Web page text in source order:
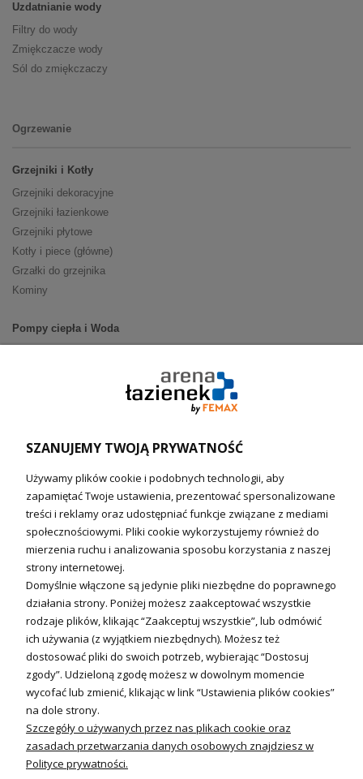
Uzdatnianie wody
Filtry do wody
Zmiękczacze wody
Sól do zmiękczaczy
Ogrzewanie
Grzejniki i Kotły
Grzejniki dekoracyjne
Grzejniki łazienkowe
Grzejniki płytowe
Kotły i piece (główne)
Grzałki do grzejnika
Kominy
Pompy ciepła i Woda
Ogrzewanie podłogowe (główne)
Technika solarna
Fotowoltanika
Sterowniki i regulatory
Nagrzewnice i kurtyny
Kuchnia i Wentylacja
Kuchnia
Zlewozmywaki
Baterie kuchenne
Młynki do odpadów
Wentylacja i Informacje
SZANUJEMY TWOJĄ PRYWATNOŚĆ
Używamy plików cookie i podobnych technologii, aby
zapamiętać Twoje ustawienia, prezentować spersonalizowane
treści i reklamy oraz udostępniać funkcje związane z mediami
społecznościowymi. Pliki cookie wykorzystujemy również do
mierzenia ruchu i analizowania sposobu korzystania z naszej
strony internetowej.
Domyślnie włączone są jedynie pliki niezbędne do poprawnego
działania strony. Poniżej możesz zaakceptować wszystkie
rodzaje plików, klikając “Zaakceptuj wszystkie”, lub odmówić
ich używania (z wyjątkiem niezbędnych). Możesz też
dostosować pliki do swoich potrzeb, wybierając “Dostosuj
zgody”. Udzieloną zgodę możesz w dowolnym momencie
wycofać lub zmienić, klikając w link “Ustawienia plików cookies”
na dole strony.
Szczegóły o używanych przez nas plikach cookie oraz
zasadach przetwarzania danych osobowych znajdziesz w
Polityce prywatności.